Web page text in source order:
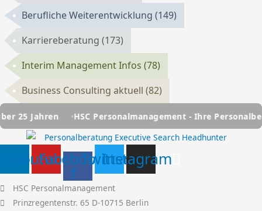
Berufliche Weiterentwicklung(149)
Karriereberatung(173)
Interim Management Infos(78)
Business Consulting aktuell(82)
HSC Personalmanagement - Ihre Personalberatung seit
Youtube
Facebook-
f
Twitter
Instagram
HSC Personalmanagement
Prinzregentenstr. 65 D-10715 Berlin